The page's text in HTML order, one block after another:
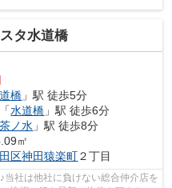
タ水道橋
橋 」駅 徒歩5分
「水道橋 」駅 徒歩6分
ノ水 」駅 徒歩8分
㎡
区神田猿楽町２丁目
当社は他社に負けない総合仲介店を